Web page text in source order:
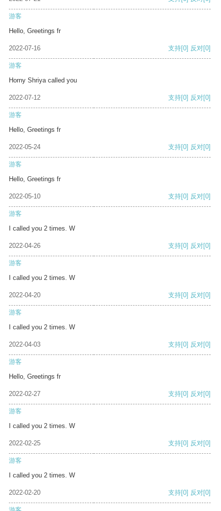
游客
Hello, Greetings fr
2022-07-16 支持[0] 反对[0]
游客
Horny Shriya called you
2022-07-12 支持[0] 反对[0]
游客
Hello, Greetings fr
2022-05-24 支持[0] 反对[0]
游客
Hello, Greetings fr
2022-05-10 支持[0] 反对[0]
游客
I called you 2 times. W
2022-04-26 支持[0] 反对[0]
游客
I called you 2 times. W
2022-04-20 支持[0] 反对[0]
游客
I called you 2 times. W
2022-04-03 支持[0] 反对[0]
游客
Hello, Greetings fr
2022-02-27 支持[0] 反对[0]
游客
I called you 2 times. W
2022-02-25 支持[0] 反对[0]
游客
I called you 2 times. W
2022-02-20 支持[0] 反对[0]